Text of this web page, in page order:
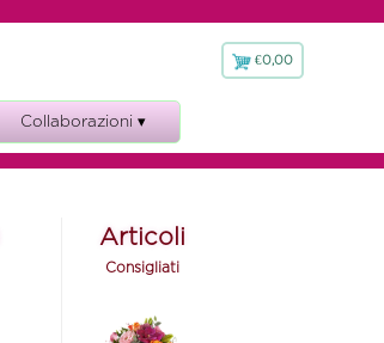
€0,00
€0,00
Collaborazioni ▾
Articoli
Consigliati